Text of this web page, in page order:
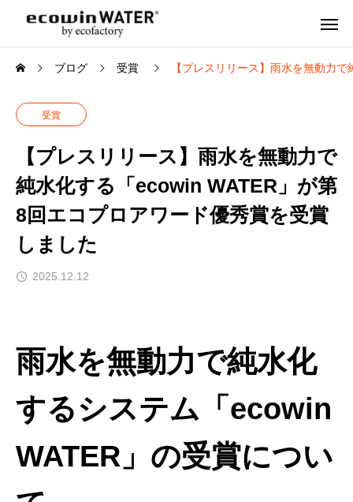
ブログ 受賞 【プレスリリース】雨水を無動力
受賞
【プレスリリース】雨水を無動力で
純水化する「ecowin WATER」が第
8回エコプロアワード優秀賞を受賞
しました
2025.12.12
雨水を無動力で純水化
するシステム「ecowin
WATER」の受賞につい